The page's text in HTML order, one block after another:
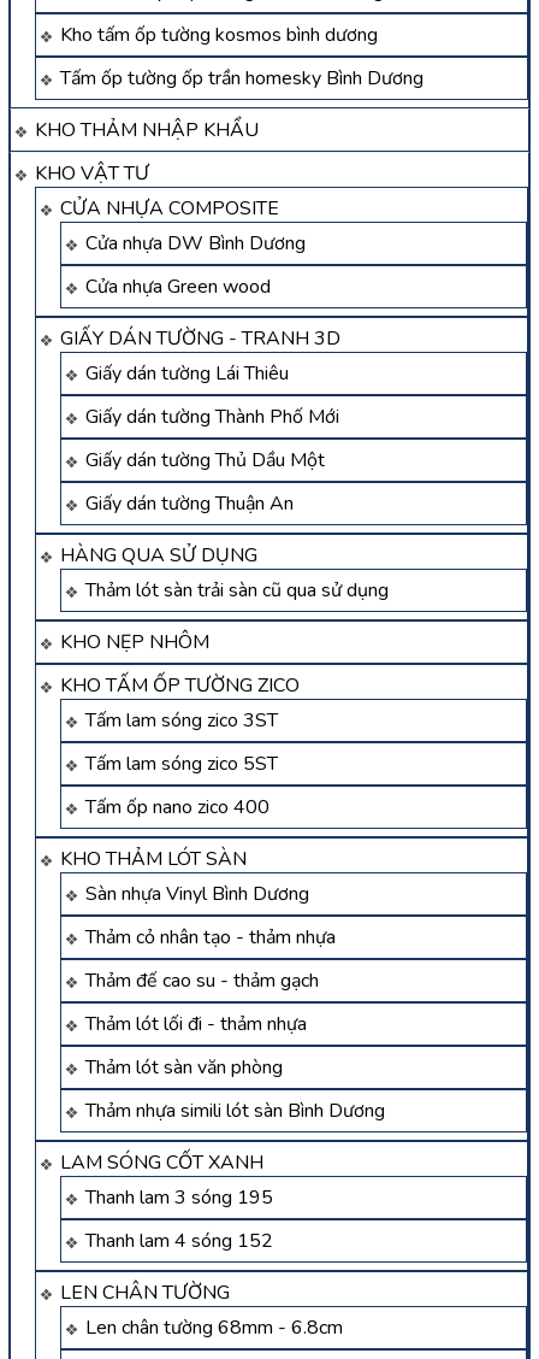
Kho tấm ốp tường kosmos bình dương
Tấm ốp tường ốp trần homesky Bình Dương
KHO THẢM NHẬP KHẨU
KHO VẬT TƯ
CỬA NHỰA COMPOSITE
Cửa nhựa DW Bình Dương
Cửa nhựa Green wood
GIẤY DÁN TƯỜNG - TRANH 3D
Giấy dán tường Lái Thiêu
Giấy dán tường Thành Phố Mới
Giấy dán tường Thủ Dầu Một
Giấy dán tường Thuận An
HÀNG QUA SỬ DỤNG
Thảm lót sàn trải sàn cũ qua sử dụng
KHO NẸP NHÔM
KHO TẤM ỐP TƯỜNG ZICO
Tấm lam sóng zico 3ST
Tấm lam sóng zico 5ST
Tấm ốp nano zico 400
KHO THẢM LÓT SÀN
Sàn nhựa Vinyl Bình Dương
Thảm cỏ nhân tạo - thảm nhựa
Thảm đế cao su - thảm gạch
Thảm lót lối đi - thảm nhựa
Thảm lót sàn văn phòng
Thảm nhựa simili lót sàn Bình Dương
LAM SÓNG CỐT XANH
Thanh lam 3 sóng 195
Thanh lam 4 sóng 152
LEN CHÂN TƯỜNG
Len chân tường 68mm - 6.8cm